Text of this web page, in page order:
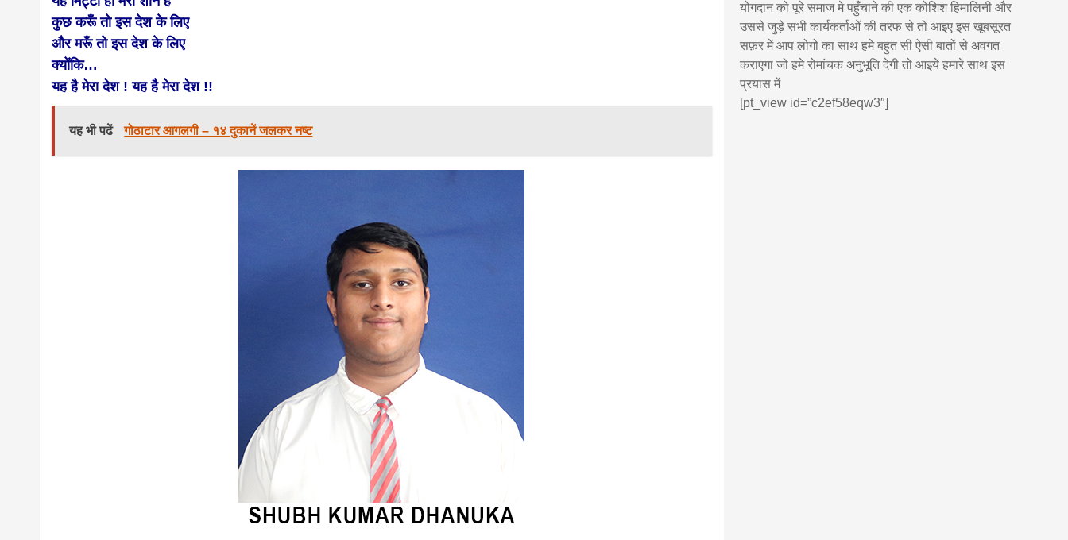
कुछ करूँ तो इस देश के लिए
और मरूँ तो इस देश के लिए
क्योंकि…
यह है मेरा देश ! यह है मेरा देश !!
यह भी पढें गोठाटार आगलगी – १४ दुकानें जलकर नष्ट
योगदान को पूरे समाज मे पहुँचाने की एक कोशिश हिमालिनी और
उससे जुड़े सभी कार्यकर्ताओं की तरफ से तो आइए इस खूबसूरत
सफ़र में आप लोगो का साथ हमे बहुत सी ऐसी बातों से अवगत
कराएगा जो हमे रोमांचक अनुभूति देगी तो आइये हमारे साथ इस
प्रयास में
[pt_view id=”c2ef58eqw3″]